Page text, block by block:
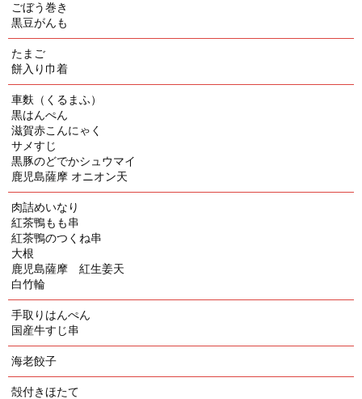
ごぼう巻き
黒豆がんも
たまご
餅入り巾着
車麩（くるまふ）
黒はんぺん
滋賀赤こんにゃく
サメすじ
黒豚のどでかシュウマイ
鹿児島薩摩 オニオン天
肉詰めいなり
紅茶鴨もも串
紅茶鴨のつくね串
大根
鹿児島薩摩 紅生姜天
白竹輪
手取りはんぺん
国産牛すじ串
海老餃子
殻付きほたて